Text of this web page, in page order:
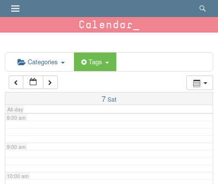
Calendar
Categories Tags
7 Sat
All-day
6:00 am
7:00 am
8:00 am
9:00 am
10:00 am